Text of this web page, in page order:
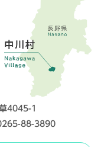
4045-1
88-3890